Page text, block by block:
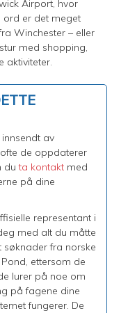
Airport, hvor
ord er det meget
Winchester – eller
med shopping,
aktiviteter.
av
de oppdaterer
duta kontakt med
på dine
representant i
med alt du måtte
søknader fra norske
ettersom de
lurer på noe om
på fagene dine
fungerer. De